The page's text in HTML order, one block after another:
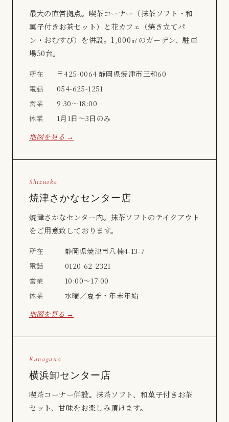
最大の直営拠点。喫茶コーナー（抹茶ソフト・和
菓子付きお茶セット）と花カフェ（焼き立てパ
ン・おむすび）を併設。1,000㎡のガーデン、駐車
場50台。
所在
〒425-0064 静岡県焼津市三和60
電話
054-625-1251
営業
9:30〜18:00
休業
1月1日〜3日のみ
地図を見る →
Shizuoka
焼津さかなセンター店
焼津さかなセンター内。抹茶ソフトのテイクアウト
をご用意致しております。
所在
静岡県焼津市八楠4-13-7
電話
0120-62-2321
営業
10:00〜17:00
休業
水曜／夏季・年末年始
地図を見る →
Kanagawa
横浜卸センター店
喫茶コーナー併設。抹茶ソフト、和菓子付きお茶
セット、甘味をお楽しみ頂けます。